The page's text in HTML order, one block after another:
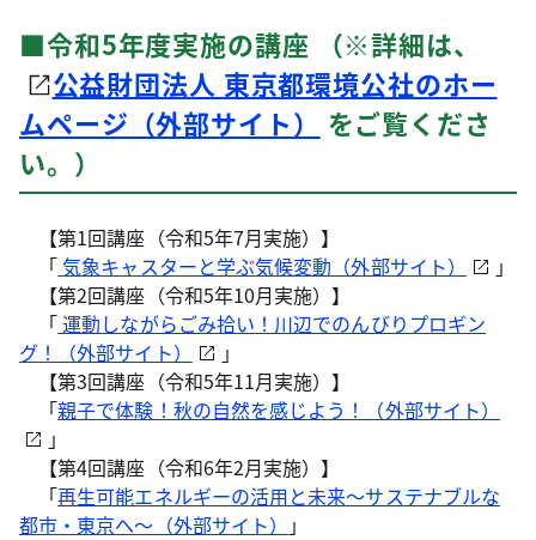
■令和5年度実施の講座 （※詳細は、
公益財団法人 東京都環境公社のホー
ムページ（外部サイト）
をご覧くださ
い。）
【第1回講座（令和5年7月実施）】
「気象キャスターと学ぶ気候変動（外部サイト）
」
【第2回講座（令和5年10月実施）】
「運動しながらごみ拾い！川辺でのんびりプロギン
グ！（外部サイト）
」
【第3回講座（令和5年11月実施）】
「親子で体験！秋の自然を感じよう！（外部サイト）
」
【第4回講座（令和6年2月実施）】
「再生可能エネルギーの活用と未来～サステナブルな
都市・東京へ～（外部サイト）
」